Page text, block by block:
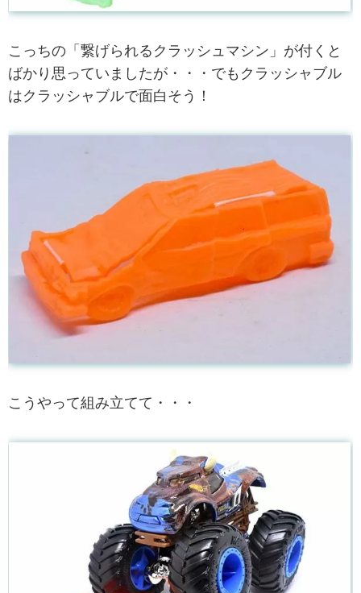
こっちの「繋げられるクラッシュマシン」が付くと
ばかり思っていましたが・・・でもクラッシャブル
はクラッシャブルで面白そう！
こうやって組み立てて・・・